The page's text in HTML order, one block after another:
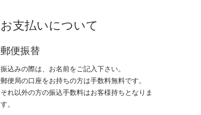
お支払いについて
郵便振替
振込みの際は、お名前をご記入下さい。
郵便局の口座をお持ちの方は手数料無料です。
それ以外の方の振込手数料はお客様持ちとなりま
す。